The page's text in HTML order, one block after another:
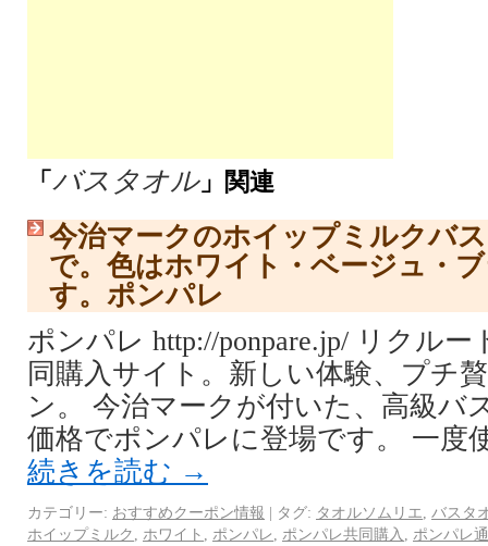
「 バスタオル」関連
今治マークのホイップミルクバ
で。色はホワイト・ベージュ・
す。ポンパレ
ポンパレ http://ponpare.jp/ リクル
同購入サイト。新しい体験、プチ
ン。 今治マークが付いた、高級バ
価格でポンパレに登場です。 一
続きを読む →
カテゴリー: おすすめクーポン情報 | タグ: タオルソムリエ
バスタ
ホイップミルク
ホワイト ポンパレ ポンパレ共同購入
ポンパレ